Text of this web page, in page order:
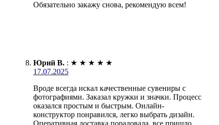
Обязательно закажу снова, рекомендую всем!
Юрий В. : ★ ★ ★ ★ ★
17.07.2025
Вроде всегда искал качественные сувениры с
фотографиями. Заказал кружки и значки. Процесс
оказался простым и быстрым. Онлайн-
конструктор понравился, легко выбрать дизайн.
Оперативная доставка порадовала, все пришло